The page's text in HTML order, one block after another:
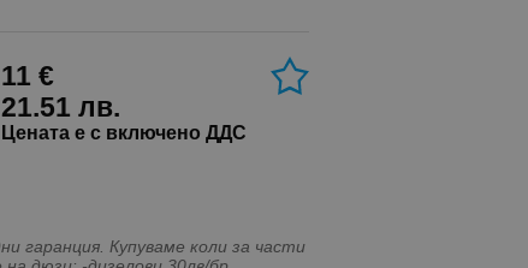
11 €
21.51 лв.
Цената е с включено ДДС